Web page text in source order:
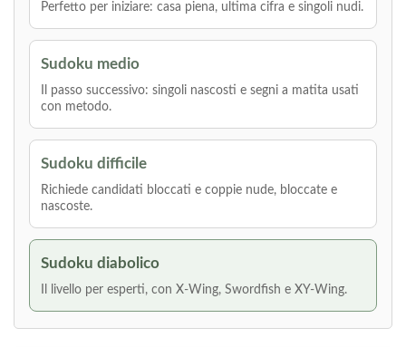
Perfetto per iniziare: casa piena, ultima cifra e singoli nudi.
Sudoku medio
Il passo successivo: singoli nascosti e segni a matita usati
con metodo.
Sudoku difficile
Richiede candidati bloccati e coppie nude, bloccate e
nascoste.
Sudoku diabolico
Il livello per esperti, con X-Wing, Swordfish e XY-Wing.